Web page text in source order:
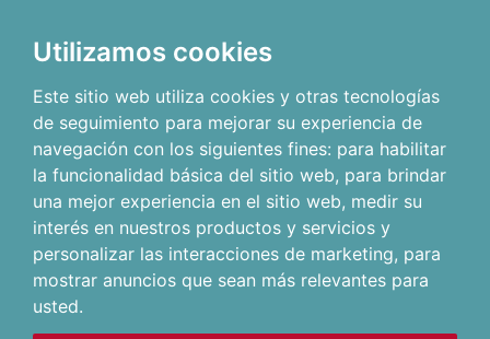
Utilizamos cookies
Este sitio web utiliza cookies y otras tecnologías
de seguimiento para mejorar su experiencia de
navegación con los siguientes fines: para habilitar
la funcionalidad básica del sitio web, para brindar
una mejor experiencia en el sitio web, medir su
interés en nuestros productos y servicios y
personalizar las interacciones de marketing, para
mostrar anuncios que sean más relevantes para
usted.